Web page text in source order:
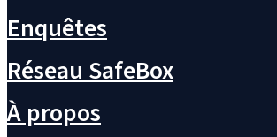
Enquêtes
Réseau SafeBox
À propos